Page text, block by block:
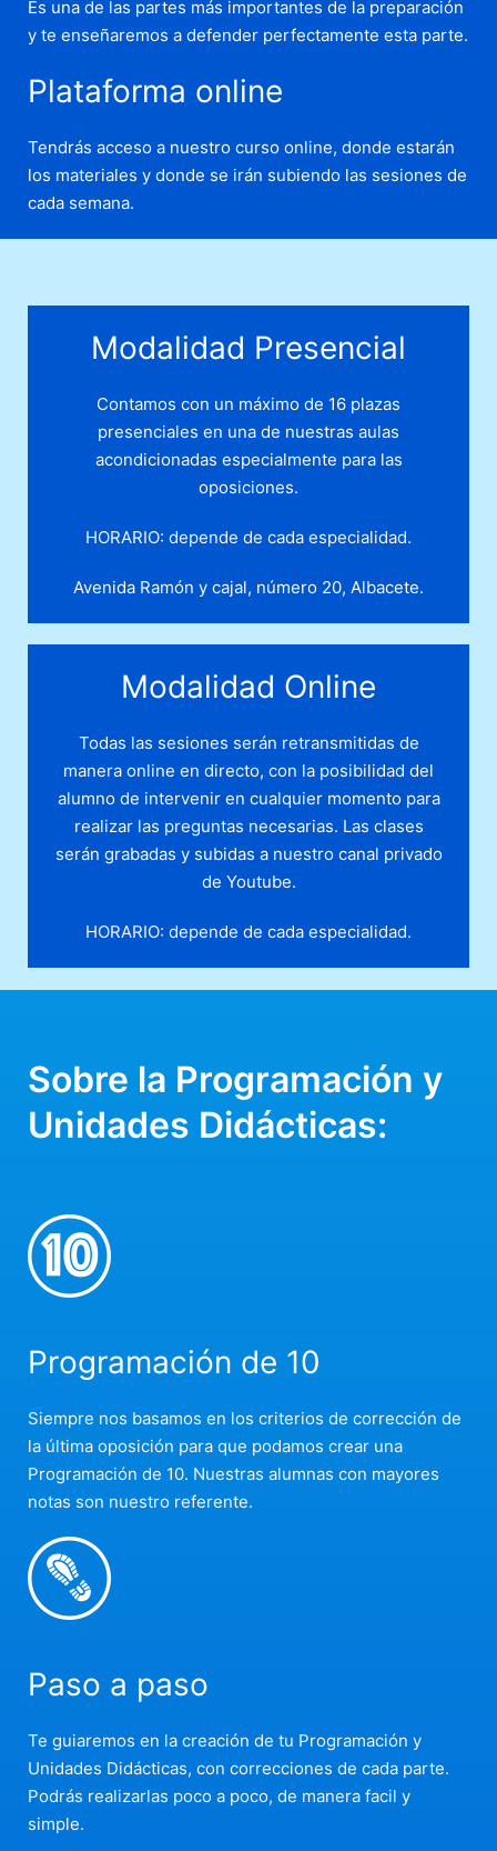
Es una de las partes más importantes de la preparación
y te enseñaremos a defender perfectamente esta parte.
Plataforma online
Tendrás acceso a nuestro curso online, donde estarán
los materiales y donde se irán subiendo las sesiones de
cada semana.
Modalidad Presencial
Contamos con un máximo de 16 plazas
presenciales en una de nuestras aulas
acondicionadas especialmente para las
oposiciones.
HORARIO: depende de cada especialidad.
Avenida Ramón y cajal, número 20, Albacete.
Modalidad Online
Todas las sesiones serán retransmitidas de
manera online en directo, con la posibilidad del
alumno de intervenir en cualquier momento para
realizar las preguntas necesarias. Las clases
serán grabadas y subidas a nuestro canal privado
de Youtube.
HORARIO: depende de cada especialidad.
Sobre la Programación y
Unidades Didácticas:
Programación de 10
Siempre nos basamos en los criterios de corrección de
la última oposición para que podamos crear una
Programación de 10. Nuestras alumnas con mayores
notas son nuestro referente.
Paso a paso
Te guiaremos en la creación de tu Programación y
Unidades Didácticas, con correcciones de cada parte.
Podrás realizarlas poco a poco, de manera facil y
simple.